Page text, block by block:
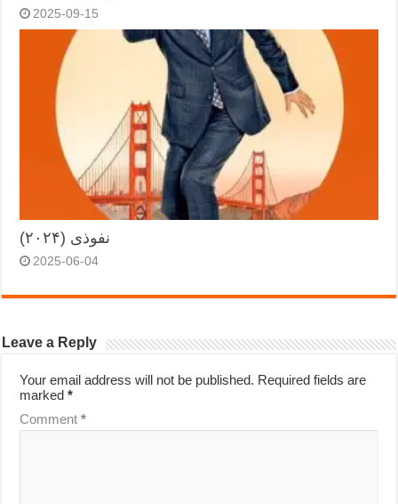
2025-09-15
نفوذی (۲۰۲۴)
2025-06-04
Leave a Reply
Your email address will not be published. Required fields are
marked*
Comment*